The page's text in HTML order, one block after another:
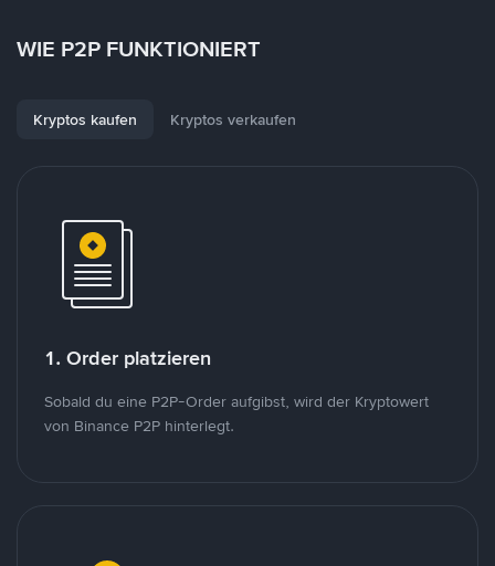
WIE P2P FUNKTIONIERT
Kryptos kaufen Kryptos verkaufen
1. Order platzieren
Sobald du eine P2P-Order aufgibst, wird der Kryptowert
von Binance P2P hinterlegt.